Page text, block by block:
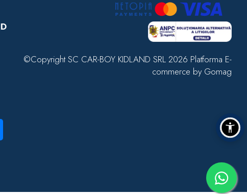
©Copyright SC CAR-BOY KIDLAND SRL 2026 Platforma E-
commerce by Gomag